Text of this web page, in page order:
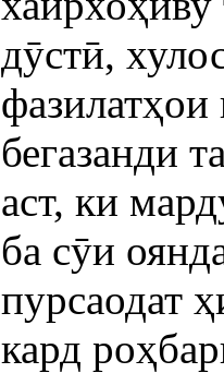
дӯстӣ,
бегазанди
аст, ки
ба сӯи
пурсаодат
кард